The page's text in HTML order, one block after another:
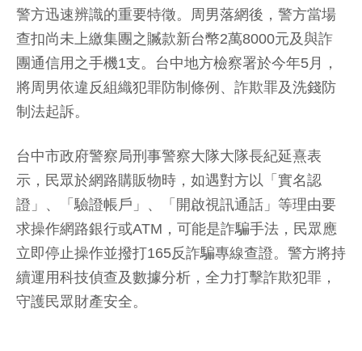
警方迅速辨識的重要特徵。周男落網後，警方當場
查扣尚未上繳集團之贓款新台幣2萬8000元及與詐
團通信用之手機1支。台中地方檢察署於今年5月，
將周男依違反組織犯罪防制條例、詐欺罪及洗錢防
制法起訴。
台中市政府警察局刑事警察大隊大隊長紀延熹表
示，民眾於網路購販物時，如遇對方以「實名認
證」、「驗證帳戶」、「開啟視訊通話」等理由要
求操作網路銀行或ATM，可能是詐騙手法，民眾應
立即停止操作並撥打165反詐騙專線查證。警方將持
續運用科技偵查及數據分析，全力打擊詐欺犯罪，
守護民眾財產安全。